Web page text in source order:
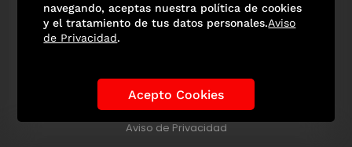
Historia de los Mundiales Lo viral Anécdotas Mundialistas
Las Figuras Tendencias Directorio
Aviso de Privacidad
navegando, aceptas nuestra política de cookies
y el tratamiento de tus datos personales.Aviso
de Privacidad.
Acepto Cookies